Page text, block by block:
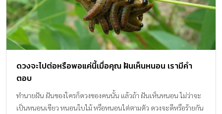
ดวงจะไปต่อหรือพอแค่นี้เมื่อคุณ ฝันเห็นหนอน เรามีคำ
ตอบ
ทำนายฝัน ฝันของใครก็ดวงของคนนั้น แล้วถ้า ฝันเห็นหนอน ไม่ว่าจะ
เป็นหนอนเขียว หนอนใบไม้ หรือหนอนไต่ตามตัว ดวงจะดีหรือร้ายกัน